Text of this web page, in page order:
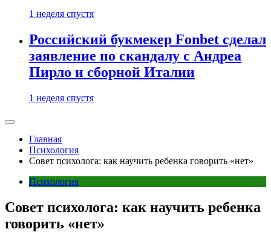
1 неделя спустя
Российский букмекер Fonbet сделал
заявление по скандалу с Андреа
Пирло и сборной Италии
1 неделя спустя
Главная
Психология
Совет психолога: как научить ребенка говорить «нет»
Психология
Совет психолога: как научить ребенка
говорить «нет»